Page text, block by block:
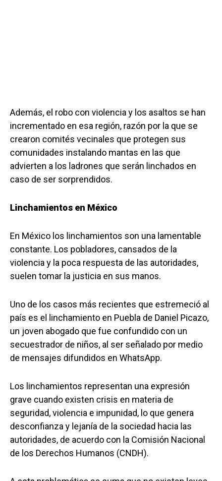
Además, el robo con violencia y los asaltos se han
incrementado en esa región, razón por la que se
crearon comités vecinales que protegen sus
comunidades instalando mantas en las que
advierten a los ladrones que serán linchados en
caso de ser sorprendidos.
Linchamientos en México
En México los linchamientos son una lamentable
constante. Los pobladores, cansados de la
violencia y la poca respuesta de las autoridades,
suelen tomar la justicia en sus manos.
Uno de los casos más recientes que estremeció al
país es el linchamiento en Puebla de Daniel Picazo,
un joven abogado que fue confundido con un
secuestrador de niños, al ser señalado por medio
de mensajes difundidos en WhatsApp.
Los linchamientos representan una expresión
grave cuando existen crisis en materia de
seguridad, violencia e impunidad, lo que genera
desconfianza y lejanía de la sociedad hacia las
autoridades, de acuerdo con la Comisión Nacional
de los Derechos Humanos (CNDH).